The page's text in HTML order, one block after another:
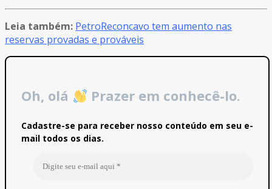
Leia também: PetroReconcavo tem aumento nas
reservas provadas e prováveis
Oh, olá Prazer em conhecê-lo.
Cadastre-se para receber nosso conteúdo em seu e-
mail todos os dias.